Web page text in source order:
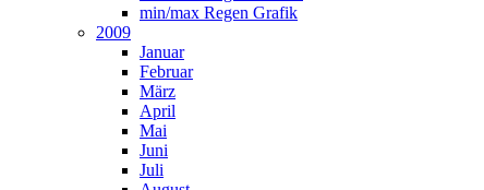
min/max Regen Grafik
2009
Januar
Februar
März
April
Mai
Juni
Juli